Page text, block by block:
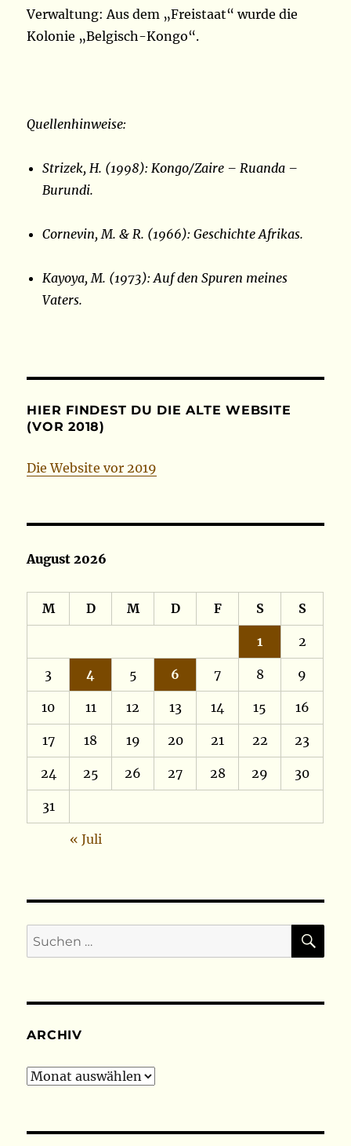
Verwaltung: Aus dem „Freistaat“ wurde die
Kolonie „Belgisch-Kongo“.
Quellenhinweise:
Strizek, H. (1998): Kongo/Zaire – Ruanda –
Burundi.
Cornevin, M. & R. (1966): Geschichte Afrikas.
Kayoya, M. (1973): Auf den Spuren meines
Vaters.
HIER FINDEST DU DIE ALTE WEBSITE
(VOR 2018)
Die Website vor 2019
August 2026
M D M D F S S
1 2
3 4 5 6 7 8 9
10 11 12 13 14 15 16
17 18 19 20 21 22 23
24 25 26 27 28 29 30
31
« Juli
Suchen
nach:
ARCHIV
Archiv